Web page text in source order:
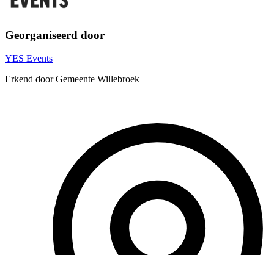
Georganiseerd door
YES Events
Erkend door Gemeente Willebroek